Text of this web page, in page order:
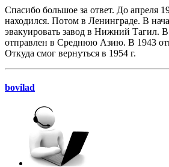
Спасибо большое за ответ. До апреля
находился. Потом в Ленинграде. В
эвакуировать завод в Нижний Тагил. В
отправлен в Среднюю Азию. В 1943
Откуда смог вернуться в 1954 г.
bovilad